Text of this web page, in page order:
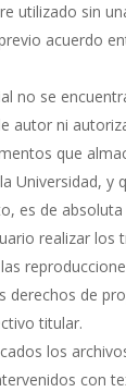
utilizado sin
acuerdo
no se
autor ni
que
Universidad, y
es de absoluta
realizar los
derechos de
titular.
los
con